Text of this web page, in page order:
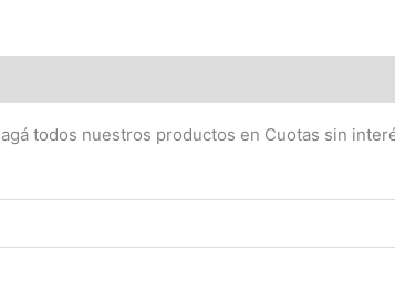
todos nuestros productos en Cuotas sin